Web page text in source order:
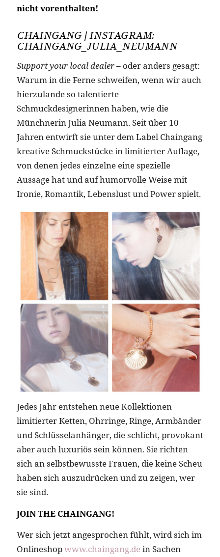
nicht vorenthalten!
CHAINGANG | INSTAGRAM:
CHAINGANG_JULIA_NEUMANN
Support your local dealer– oder anders gesagt:
Warum in die Ferne schweifen, wenn wir auch
hierzulande so talentierte
Schmuckdesignerinnen haben, wie die
Münchnerin Julia Neumann. Seit über 10
Jahren entwirft sie unter dem Label Chaingang
kreative Schmuckstücke in limitierter Auflage,
von denen jedes einzelne eine spezielle
Aussage hat und auf humorvolle Weise mit
Ironie, Romantik, Lebenslust und Power spielt.
Jedes Jahr entstehen neue Kollektionen
limitierter Ketten, Ohrringe, Ringe, Armbänder
und Schlüsselanhänger, die schlicht, provokant
aber auch luxuriös sein können. Sie richten
sich an selbstbewusste Frauen, die keine Scheu
haben sich auszudrücken und zu zeigen, wer
sie sind.
JOIN THE CHAINGANG!
Wer sich jetzt angesprochen fühlt, wird sich im
Onlineshopwww.chaingang.de in Sachen